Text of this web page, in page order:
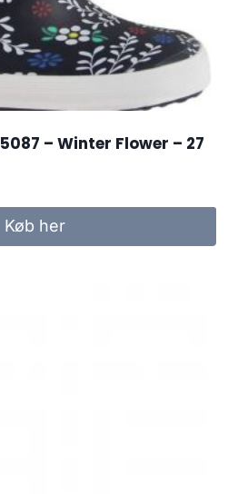
– Winter Flower – 27
Køb her